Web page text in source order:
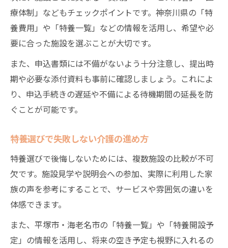
療体制」などもチェックポイントです。神奈川県の「特
養費用」や「特養一覧」などの情報を活用し、希望や必
要に合った施設を選ぶことが大切です。
また、申込書類には不備がないよう十分注意し、提出時
期や必要な添付資料も事前に確認しましょう。これによ
り、申込手続きの遅延や不備による待機期間の延長を防
ぐことが可能です。
特養選びで失敗しない介護の進め方
特養選びで後悔しないためには、複数施設の比較が不可
欠です。施設見学や説明会への参加、実際に利用した家
族の声を参考にすることで、サービスや雰囲気の違いを
体感できます。
また、平塚市・海老名市の「特養一覧」や「特養開設予
定」の情報を活用し、将来の空き予定も視野に入れるの